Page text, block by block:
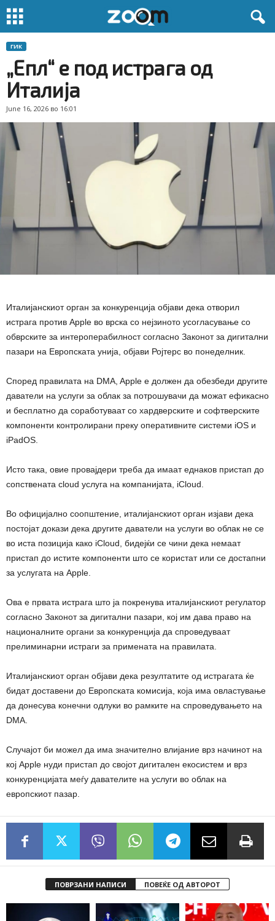
ГИК
„Епл“ е под истрага од
Италија
June 16, 2026 во 16:01
Италијанскиот орган за конкуренција објави дека отворил
истрага против Apple во врска со нејзиното усогласување со
обврските за интероперабилност согласно Законот за дигитални
пазари на Европската унија, објави Ројтерс во понеделник.
Според правилата на DMA, Apple е должен да обезбеди другите
даватели на услуги за облак за потрошувачи да можат ефикасно
и бесплатно да соработуваат со хардверските и софтверските
компоненти контролирани преку оперативните системи iOS и
iPadOS.
Исто така, овие провајдери треба да имаат еднаков пристап до
сопствената cloud услуга на компанијата, iCloud.
Во официјално соопштение, италијанскиот орган изјави дека
постојат докази дека другите даватели на услуги во облак не се
во иста позиција како iCloud, бидејќи се чини дека немаат
пристап до истите компоненти што се користат или се достапни
за услугата на Apple.
Ова е првата истрага што ја покренува италијанскиот регулатор
согласно Законот за дигитални пазари, кој им дава право на
националните органи за конкуренција да спроведуваат
прелиминарни истраги за примената на правилата.
Италијанскиот орган објави дека резултатите од истрагата ќе
бидат доставени до Европската комисија, која има овластување
да донесува конечни одлуки во рамките на спроведувањето на
DMA.
Случајот би можел да има значително влијание врз начинот на
кој Apple нуди пристап до својот дигитален екосистем и врз
конкуренцијата меѓу давателите на услуги во облак на
европскиот пазар.
ПОВРЗАНИ НАПИСИ ПОВЕЌЕ ОД АВТОРОТ